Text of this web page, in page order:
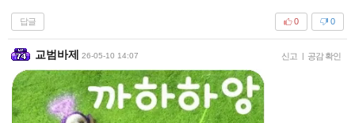
답글 0
0
교범바제 26-05-10 14:07 신고 | 공감 확인